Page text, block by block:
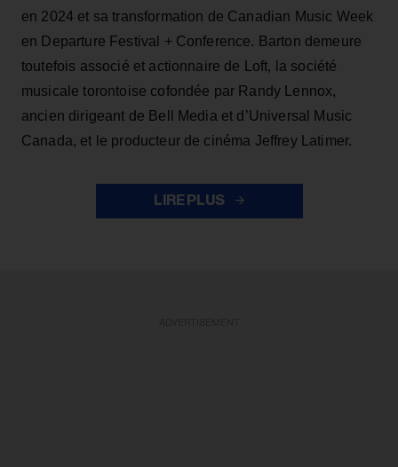
en 2024 et sa transformation de Canadian Music Week
en Departure Festival + Conference. Barton demeure
toutefois associé et actionnaire de Loft, la société
musicale torontoise cofondée par Randy Lennox,
ancien dirigeant de Bell Media et d’Universal Music
Canada, et le producteur de cinéma Jeffrey Latimer.
LIRE PLUS